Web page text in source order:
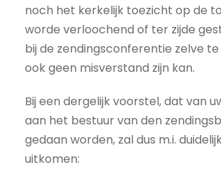
noch het kerkelijk toezicht op de
worde verloochend of ter zijde
bij de zendingsconferentie zelve te
ook geen misverstand zijn kan.
Bij een dergelijk voorstel, dat van
aan het bestuur van den
gedaan worden, zal dus m.i.
uitkomen: